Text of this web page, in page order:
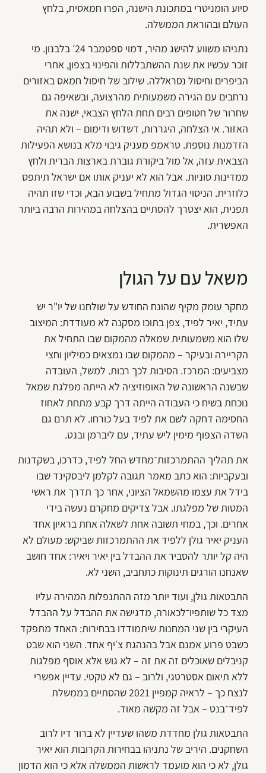
סיוע הומניטרי במתכונת הישנה, הפרו חמאסית, בלחץ
העולם ובהוראת הממשלה.
נתניהו משווע להישג מהיר, דמוי ספטמבר 24׳ בלבנון. מי
זוכר עכשיו את שנת ההשתבללות והפינוי בצפון, אחרי
הביפרים וחיסול נסראללה. שילוב של חיסול חמאס באזורים
נרחבים עם הגירה משמעותית מהרצועה, ובשאיפה גם
שחרור של חטופים רבים תחת הלחץ הצבאי, ישנה את
האזור. אי הצלחה, היגררות, דשדוש ודימום – ולא תהיה
הזדמנות נוספת. טראמפ מעניק גיבוי מלא בנושא הפעילות
הצבאית עזה, אל מול ביקורת גוברת בארצות הברית ולחץ
ממדינות סוניות. אבל הוא לא יעניק אותו אם ישראל תיתפס
כלוזרית. הניסוי הגדול מתחיל בשבוע הבא, וכדי שזו תהיה
תפנית, הוא יצטרך להסתיים בהצלחה במהירות הרבה ביותר
האפשרית.
משאל עם על הגולן
מחקר עומק מקיף שהונח החודש על שולחנו של יו"ר יש
עתיד, יאיר לפיד, צפן בתוכו מסקנה לא מעודדת: המיצוב
שלו הוא משמעותית שמאלה מהמקום שבו התחיל את
הקריירה ובעיקר – מהמקום שבו נמצאים כמיליון וחצי
מצביעים: המרכז. הסיבות לכך רבות. למשל, העובדה
שבשנה הראשונה של האופוזיציה לא הייתה מפלגת שמאל
נוכחת בשיח כי העבודה הייתה דרך קבע מתחת לאחוז
החסימה דחקה לשם את לפיד בעל כורחו. לא תרם גם
השדה הצפוף מימין ליש עתיד, עם ליברמן ובנט.
את תהליך ההתמרכזות־מחדש החל לפיד, כדרכו, בשקדנות
ובעקביות: הוא כתב מאמר תגובה לקלמן ליבסקינד שבו
בידל את עצמו מהשמאל הציוני, אחר כך תדרך את ראשי
המטות של מפלגתו. אבל צדיקים מחקרם נעשה בידי
אחרים. וכך, במחי תשובה אחת לשאלה אחת בראיון אחד
העניק יאיר גולן ללפיד את ההתמרכזות שביקש: מעולם לא
היה קל יותר להסביר את ההבדל בין יאיר ויאיר: אחד חושב
שאנחנו הורגים תינוקות כתחביב, השני לא.
התבטאות גולן, ועוד יותר מזה ההתנפלות המהירה עליו
מצד כל שותפיו־לכאורה, מדגישה את ההבדל על ההבדל
העיקרי בין שני המחנות שיתמודדו בבחירות: האחד מתפקד
כשבט פרוע אמנם אבל בהנהגת צ׳יף אחד. השני הוא שבט
קניבלים שאוכלים זה את זה – לא גוש אלא אוסף מפלגות
ללא תיאום אסטרטגי, ולרוב – גם לא טקטי. עדיין אפשרי
לנצח כך – לראיה קמפיין 2021 שהסתיים בממשלת
לפיד־בנט – אבל זה מקשה מאוד.
התבטאות גולן מחדדת משהו שעדיין לא ברור דיו לרוב
השחקנים. היריב של נתניהו בבחירות הקרובות הוא יאיר
גולן, לא כי הוא מועמד לראשות הממשלה אלא כי הוא הדמון